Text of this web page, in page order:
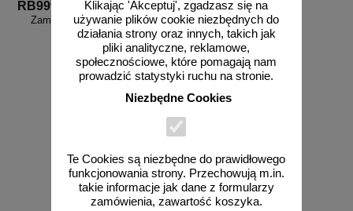
Klikając 'Akceptuj', zgadzasz się na
używanie plików cookie niezbędnych do
działania strony oraz innych, takich jak
pliki analityczne, reklamowe,
społecznościowe, które pomagają nam
prowadzić statystyki ruchu na stronie.
Niezbędne Cookies
Te Cookies są niezbędne do prawidłowego
funkcjonowania strony. Przechowują m.in.
takie informacje jak dane z formularzy
zamówienia, zawartość koszyka.
RB999
Zamów własny wzór - RB999
zobacz